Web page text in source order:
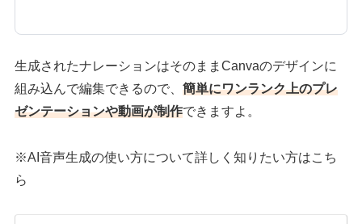
生成されたナレーションはそのままCanvaのデザインに
組み込んで編集できるので、簡単にワンランク上のプレ
ゼンテーションや動画が制作できますよ。
※AI音声生成の使い方について詳しく知りたい方はこち
ら